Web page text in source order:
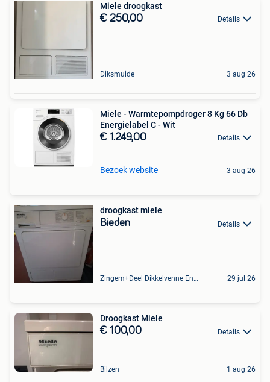
Miele droogkast
€ 250,00 Details
Diksmuide 3 aug 26
Miele - Warmtepompdroger 8 Kg 66 Db
Energielabel C - Wit
€ 1.249,00 Details
Bezoek website 3 aug 26
droogkast miele
Bieden Details
Zingem+Deel Dikkelvenne En Nederzwalm-Hermelgem 29 jul 26
Droogkast Miele
€ 100,00 Details
Bilzen 1 aug 26